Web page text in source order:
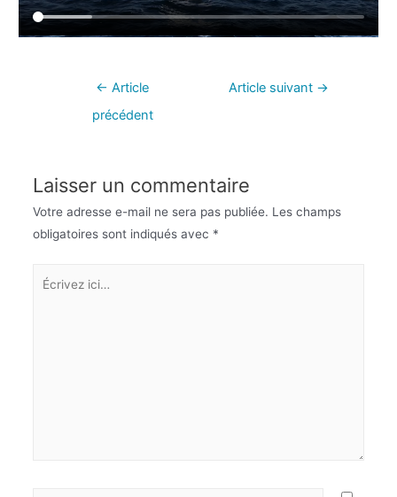
← Article
précédent
Article suivant →
Laisser un commentaire
Votre adresse e-mail ne sera pas publiée. Les champs
obligatoires sont indiqués avec *